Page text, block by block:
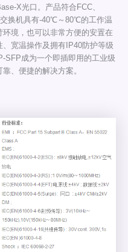
X光口。产品符合FCC、
换机具有-40℃～80℃的工作温
境，也可以非常方便的安置在
宽温操作及拥有IP40防护等级
SFP成为一个即插即用的工业级
、便捷的解决方案。